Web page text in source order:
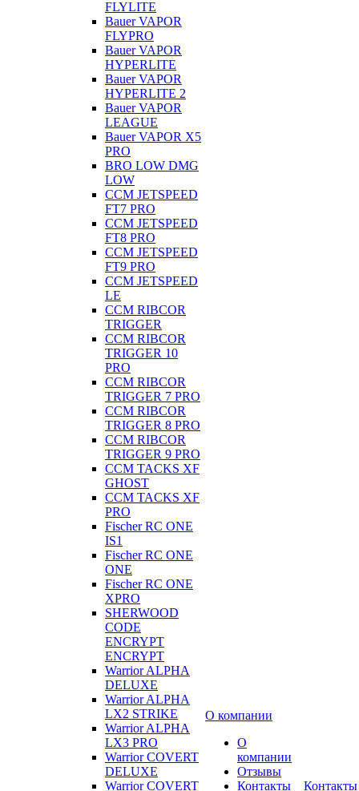
FLYLITE
Bauer VAPOR
FLYPRO
Bauer VAPOR
HYPERLITE
Bauer VAPOR
HYPERLITE 2
Bauer VAPOR
LEAGUE
Bauer VAPOR X5
PRO
BRO LOW DMG
LOW
CCM JETSPEED
FT7 PRO
CCM JETSPEED
FT8 PRO
CCM JETSPEED
FT9 PRO
CCM JETSPEED
LE
CCM RIBCOR
TRIGGER
CCM RIBCOR
TRIGGER 10
PRO
CCM RIBCOR
TRIGGER 7 PRO
CCM RIBCOR
TRIGGER 8 PRO
CCM RIBCOR
TRIGGER 9 PRO
CCM TACKS XF
GHOST
CCM TACKS XF
PRO
Fischer RC ONE
IS1
Fischer RC ONE
ONE
Fischer RC ONE
XPRO
SHERWOOD
CODE
ENCRYPT
ENCRYPT
Warrior ALPHA
DELUXE
Warrior ALPHA
LX2 STRIKE
Warrior ALPHA
LX3 PRO
Warrior COVERT
DELUXE
Warrior COVERT
О компании
О
компании
Отзывы
Контакты
Контакты